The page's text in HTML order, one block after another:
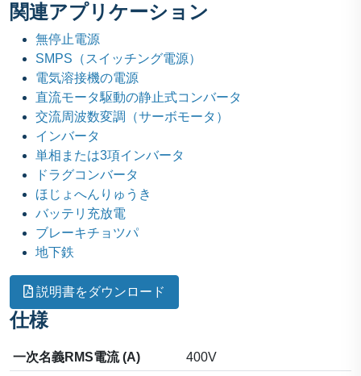
関連アプリケーション
無停止電源
SMPS（スイッチング電源）
電気溶接機の電源
直流モータ駆動の静止式コンバータ
交流周波数変調（サーボモータ）
インバータ
単相または3項インバータ
ドラグコンバータ
ほじょへんりゅうき
バッテリ充放電
ブレーキチョツパ
地下鉄
説明書をダウンロード
仕様
一次名義RMS電流 (A)
400V